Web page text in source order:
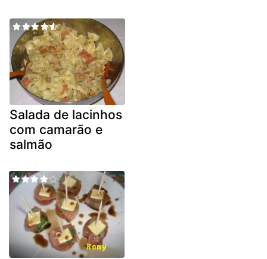
Salada de lacinhos
com camarão e
salmão